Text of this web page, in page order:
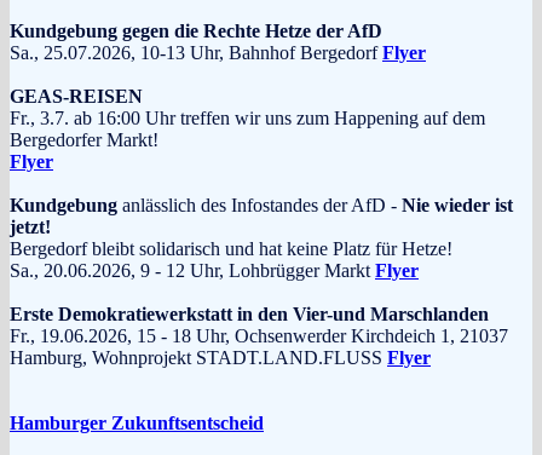
Kundgebung gegen die Rechte Hetze der AfD
Sa., 25.07.2026, 10-13 Uhr, Bahnhof BergedorfFlyer
GEAS-REISEN
Fr., 3.7. ab 16:00 Uhr treffen wir uns zum Happening auf dem
Bergedorfer Markt!
Flyer
Kundgebung anlässlich des Infostandes der AfD - Nie wieder ist
jetzt!
Bergedorf bleibt solidarisch und hat keine Platz für Hetze!
Sa., 20.06.2026, 9 - 12 Uhr, Lohbrügger Markt Flyer
Erste Demokratiewerkstatt in den Vier-und Marschlanden
Fr., 19.06.2026, 15 - 18 Uhr, Ochsenwerder Kirchdeich 1, 21037
Hamburg, Wohnprojekt STADT.LAND.FLUSS Flyer
Hamburger Zukunftsentscheid